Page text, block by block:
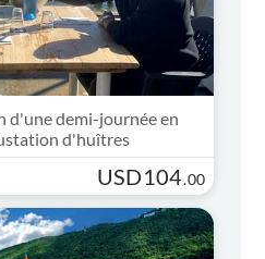
d'une demi-journée en
d'huîtres
USD104.00